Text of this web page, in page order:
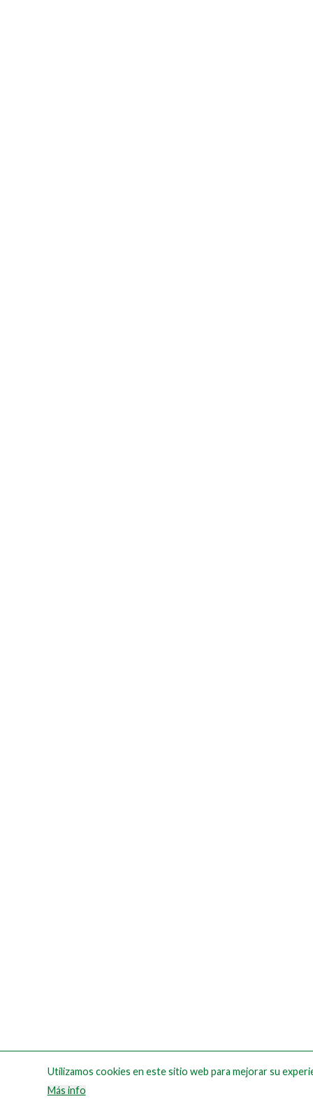
Utilizamos cookies en este sitio web para mejorar su
Más info